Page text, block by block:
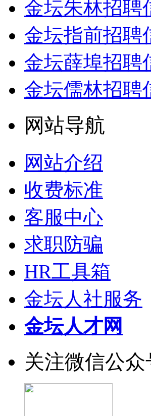
金坛朱林招聘
金坛指前招聘
金坛薛埠招聘
金坛儒林招聘
网站导航
网站介绍
收费标准
客服中心
求职防骗
HR工具箱
金坛人社服务
金坛人才网
关注微信公众